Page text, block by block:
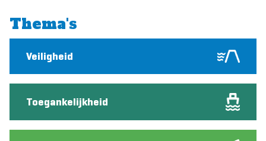
Thema's
Veiligheid
Toegankelijkheid